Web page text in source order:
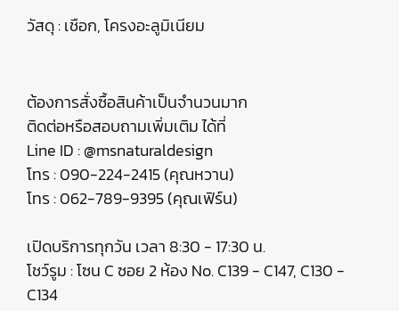
วัสดุ : เชือก, โครงอะลูมิเนียม
ต้องการสั่งซื้อสินค้าเป็นจำนวนมาก
ติดต่อหรือสอบถามเพิ่มเติม ได้ที่
Line ID : @msnaturaldesign
โทร : 090-224-2415 (คุณหวาน)
โทร : 062-789-9395 (คุณเฟิร์น)
เปิดบริการทุกวัน เวลา 8:30 - 17:30 น.
โชว์รูม : โซน C ซอย 2 ห้อง No. C139 - C147, C130 -
C134